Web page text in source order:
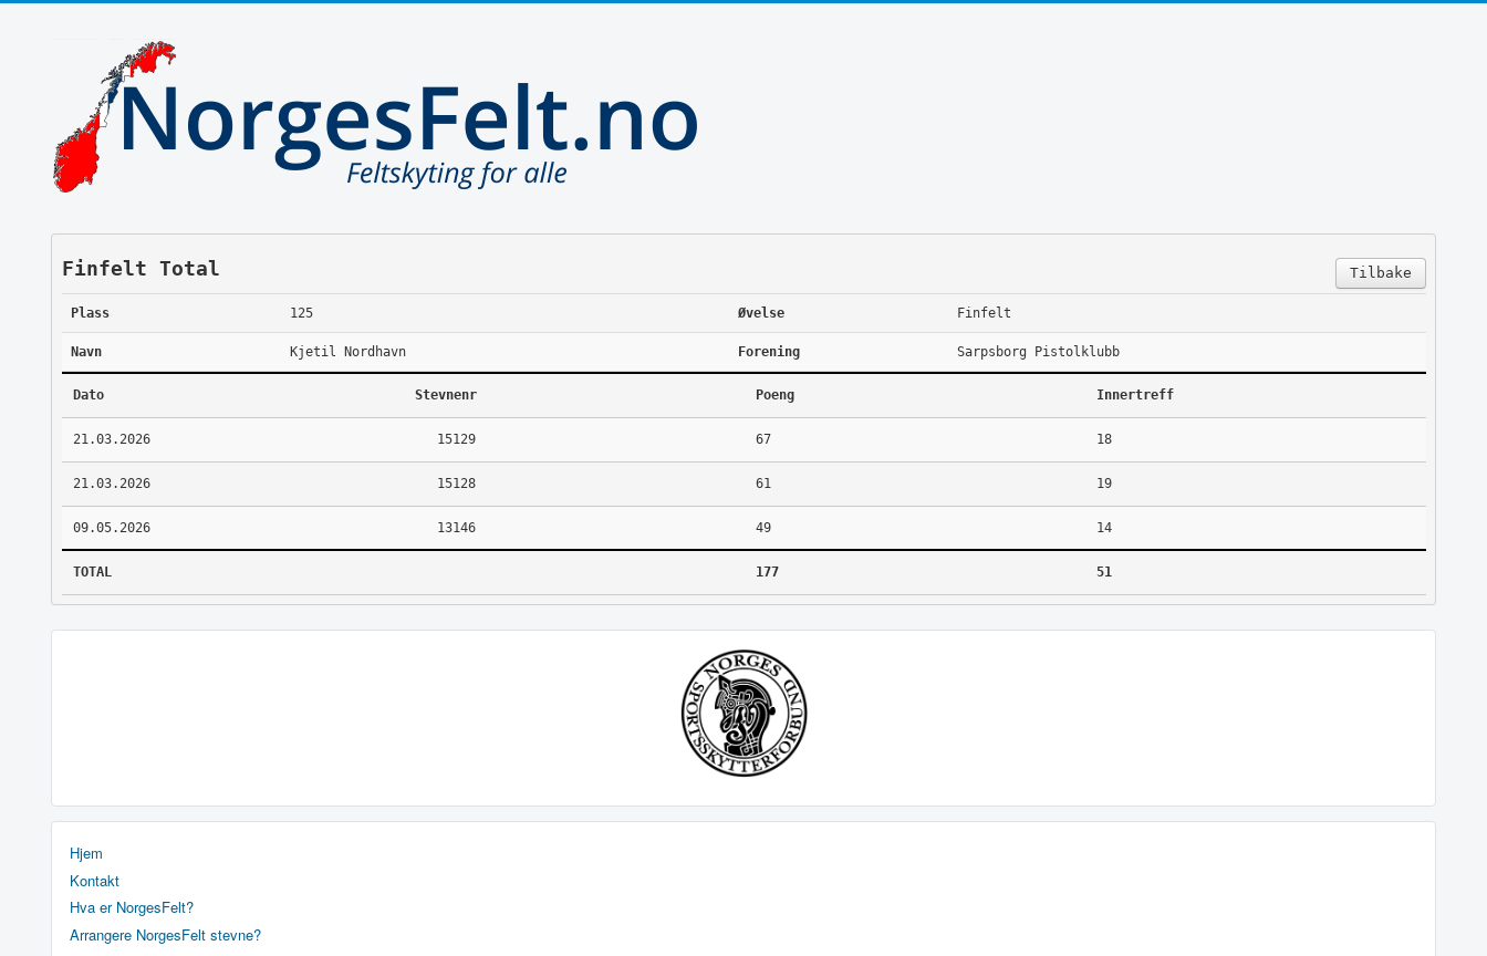
Tilbake
Finfelt Total
Plass 125 Øvelse Finfelt
Navn Kjetil Nordhavn Forening Sarpsborg Pistolklubb
Dato Stevnenr Poeng Innertreff
21.03.2026 15129 67 18
21.03.2026 15128 61 19
09.05.2026 13146 49 14
TOTAL 177 51
Hjem
Kontakt
Hva er NorgesFelt?
Arrangere NorgesFelt stevne?